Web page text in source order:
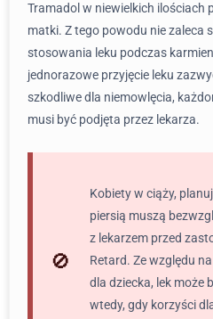
Tramadol w niewielkich ilościach
matki. Z tego powodu nie zaleca
stosowania leku podczas
jednorazowe przyjęcie leku
szkodliwe dla niemowlęcia,
musi być podjęta przez lekarza.
Kobiety w ciąży,
piersią muszą
z lekarzem przed
Retard. Ze względu
dla dziecka, lek może
wtedy, gdy korzyści